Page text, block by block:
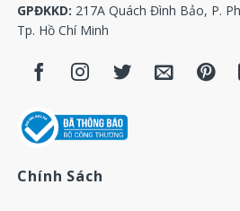
Cảm biến máy nén khí Atlas
Cảm biến máy nén khí Atlas
Cảm biến máy nén khí Atlas
Cảm biến máy nén khí Atlas
GPĐKKD: 217A Quách Đình Bảo, P.
Tp. Hồ Chí Minh
Chính Sách